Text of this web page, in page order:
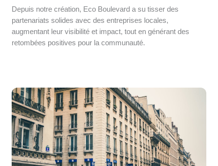
Depuis notre création, Eco Boulevard a su tisser des
partenariats solides avec des entreprises locales,
augmentant leur visibilité et impact, tout en générant des
retombées positives pour la communauté.